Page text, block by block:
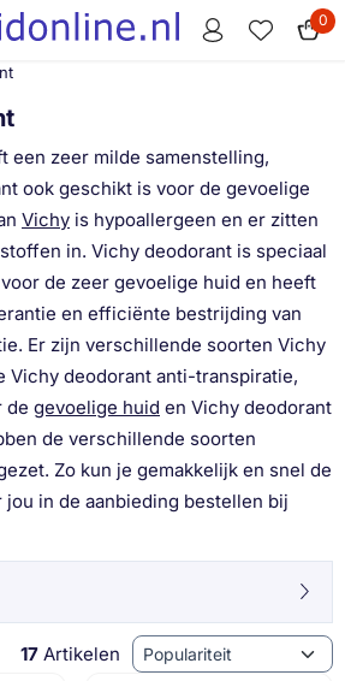
gesloten. 0
een zeer milde samenstelling,
ook geschikt is voor de gevoelige
Vichy is hypoallergeen en er zitten
in. Vichy deodorant is speciaal
de zeer gevoelige huid en heeft
en efficiënte bestrijding van
Er zijn verschillende soorten Vichy
Vichy deodorant anti-transpiratie,
de gevoelige huid en Vichy deodorant
de verschillende soorten
Zo kun je gemakkelijk en snel de
in de aanbieding bestellen bij
17 Artikelen Sorteermethode